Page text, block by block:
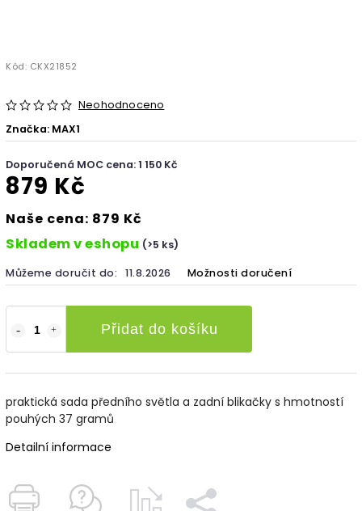
Kód: CKX21852
Neohodnoceno
Značka: MAX1
Doporučená MOC cena: 1 150 Kč
879 Kč
Naše cena: 879 Kč
Skladem v eshopu (>5 ks)
Můžeme doručit do: 11.8.2026 Možnosti doručení
Přidat do košíku
praktická sada předního světla a zadní blikačky s hmotností
pouhých 37 gramů
Detailní informace